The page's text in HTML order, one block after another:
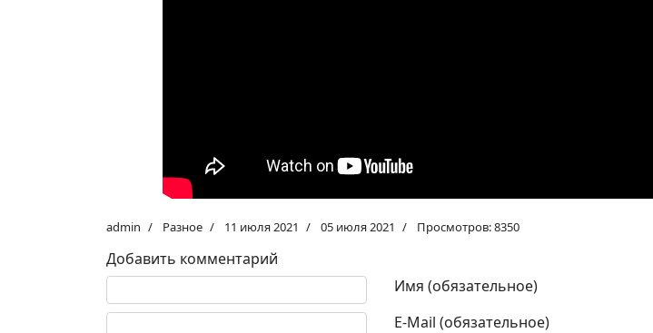
admin Разное 11 июля 2021 05 июля 2021 Просмотров: 8350
Добавить комментарий
Имя (обязательное)
E-Mail (обязательное)
Текст комментария